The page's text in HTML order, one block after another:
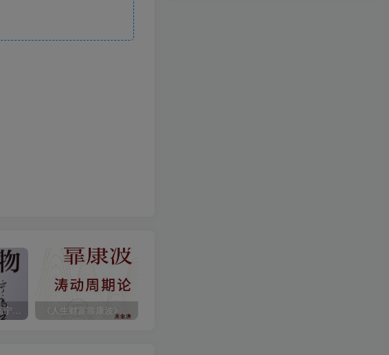
《三生万物》宁高宁（epub+mobi+azw3+pdf） 《人生财富靠康波》波动周期论（epub+mobi+azw3+pdf）